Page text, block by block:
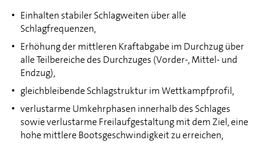
Einhalten stabiler Schlagweiten über alle
Schlagfrequenzen,
Erhöhung der mittleren Kraftabgabe im Durchzug über
alle Teilbereiche des Durchzuges (Vorder-, Mittel- und
Endzug),
gleichbleibende Schlagstruktur im Wettkampfprofil,
verlustarme Umkehrphasen innerhalb des Schlages
sowie verlustarme Freilaufgestaltung mit dem Ziel, eine
hohe mittlere Bootsgeschwindigkeit zu erreichen,